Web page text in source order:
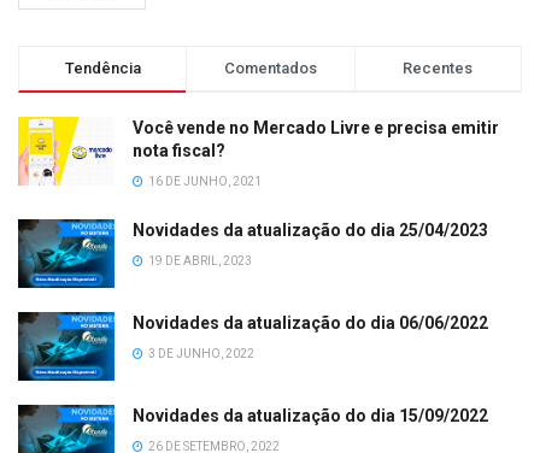
Tendência Comentados Recentes
Você vende no Mercado Livre e precisa emitir
nota fiscal?
16 DE JUNHO, 2021
Novidades da atualização do dia 25/04/2023
19 DE ABRIL, 2023
Novidades da atualização do dia 06/06/2022
3 DE JUNHO, 2022
Novidades da atualização do dia 15/09/2022
26 DE SETEMBRO, 2022